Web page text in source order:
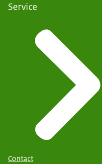
Service
Contact